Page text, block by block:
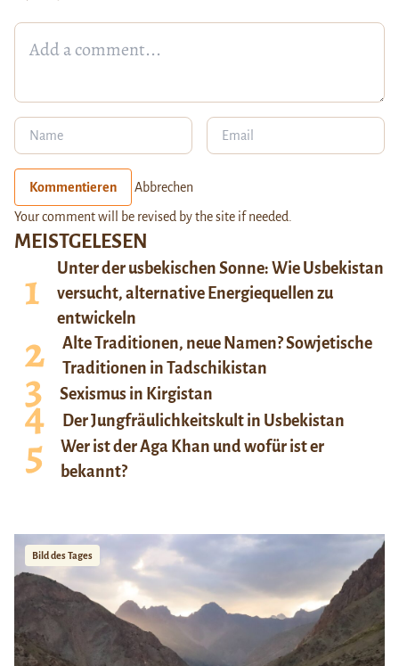
MEISTGELESEN
Unter der usbekischen Sonne: Wie Usbekistan
versucht, alternative Energiequellen zu
entwickeln
Alte Traditionen, neue Namen? Sowjetische
Traditionen in Tadschikistan
Sexismus in Kirgistan
Der Jungfräulichkeitskult in Usbekistan
Wer ist der Aga Khan und wofür ist er
bekannt?
Bild des Tages
Kommentieren Abbrechen
Your comment will be revised by the site if needed.